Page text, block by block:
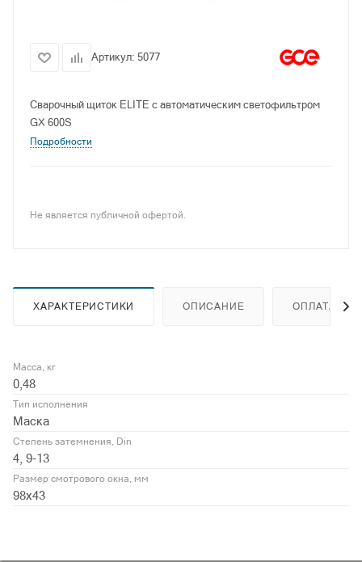
Артикул: 5077
Сварочный щиток ELITE с автоматическим светофильтром
GX 600S
Подробности
Не является публичной офертой.
ХАРАКТЕРИСТИКИ ОПИСАНИЕ ОПЛАТА
Масса, кг
0,48
Тип исполнения
Маска
Степень затемнения, Din
4, 9-13
Размер смотрового окна, мм
98х43